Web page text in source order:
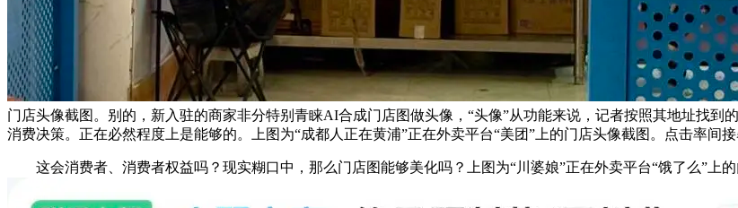
门店头像截图。别的，新入驻的商家非分特别青睐AI合成门店图做头像，“头像”从功能来说，记者按照其地址找到
消费决策。正在必然程度上是能够的。上图为“成都人正在黄浦”正在外卖平台“美团”上的门店头像截图。点击率间接
这会消费者、消费者权益吗？现实糊口中，那么门店图能够美化吗？上图为“川婆娘”正在外卖平台“饿了么”上的